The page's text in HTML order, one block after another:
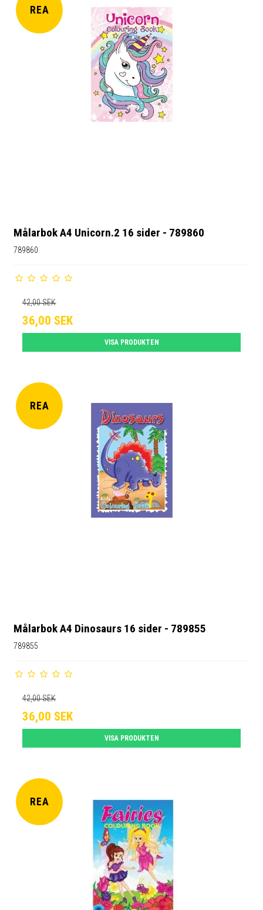
REA
Målarbok A4 Unicorn.2 16 sider - 789860
789860
42,00 SEK
36,00 SEK
VISA PRODUKTEN
REA
Målarbok A4 Dinosaurs 16 sider - 789855
789855
42,00 SEK
36,00 SEK
VISA PRODUKTEN
REA